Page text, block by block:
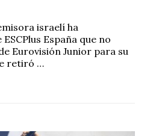
israelí ha
España que no
Eurovisión Junior para su
retiró …